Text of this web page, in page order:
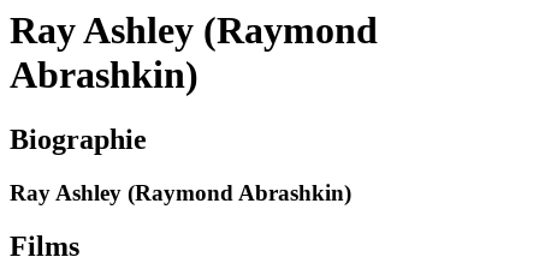
site
Ray Ashley (Raymond
Abrashkin)
Biographie
Ray Ashley (Raymond Abrashkin)
Films